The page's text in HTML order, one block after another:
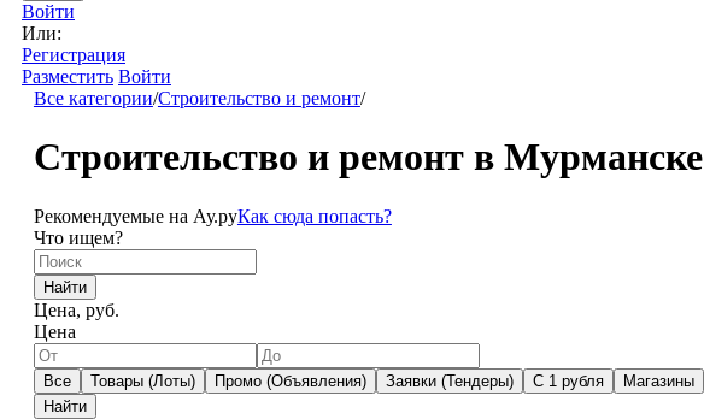
Войти
Или:
Регистрация
Разместить Войти
Все категории/Строительство и ремонт/
Строительство и ремонт в Мурманске
Рекомендуемые на Ау.руКак сюда попасть?
Что ищем?
Найти
Цена, руб.
Цена
Все Товары (Лоты) Промо (Объявления) Заявки (Тендеры) С 1 рубля Магазины